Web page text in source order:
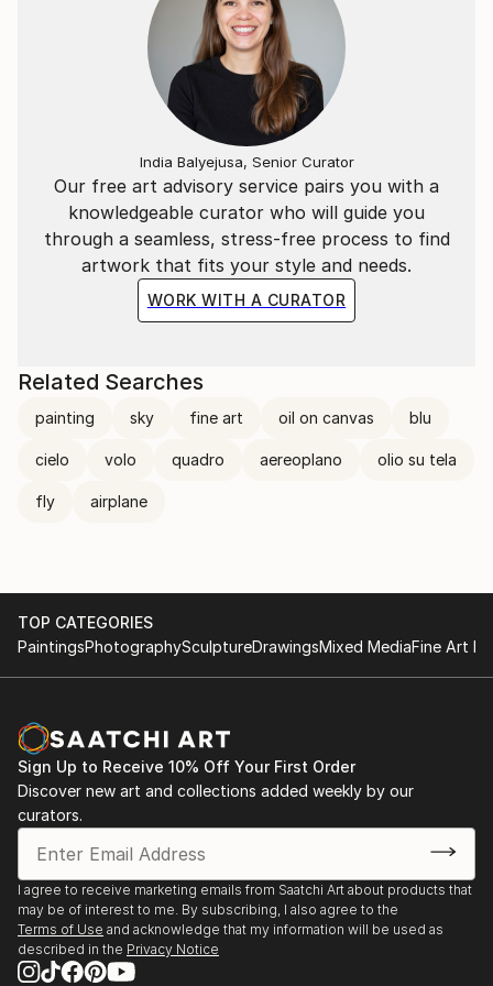
Our free art advisory service pairs you with a
knowledgeable curator who will guide you
through a seamless, stress-free process to find
artwork that fits your style and needs.
WORK WITH A CURATOR
India Balyejusa, Senior Curator
Related Searches
painting sky fine art oil on canvas blu
cielo volo quadro aereoplano olio su tela
fly airplane
TOP CATEGORIES
PaintingsPhotographySculptureDrawingsMixed MediaFine Art
Sign Up to Receive 10% Off Your First Order
Discover new art and collections added weekly by our
curators.
I agree to receive marketing emails from Saatchi Art about products that
may be of interest to me. By subscribing, I also agree to the
Terms of Use and acknowledge that my information will be used as
described in the Privacy Notice